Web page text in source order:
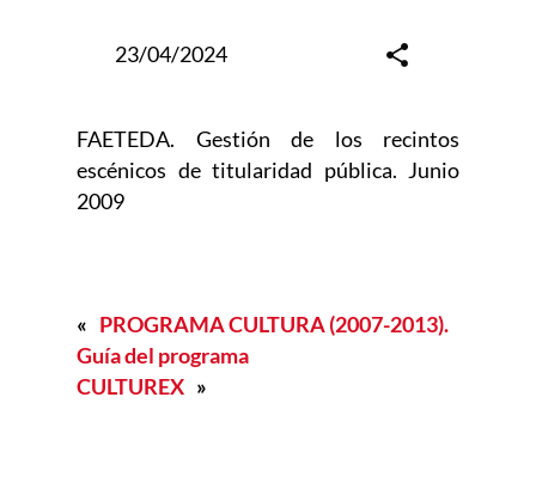
23/04/2024
FAETEDA. Gestión de los recintos
escénicos de titularidad pública. Junio
2009
« PROGRAMA CULTURA (2007-2013).
Guía del programa
CULTUREX »